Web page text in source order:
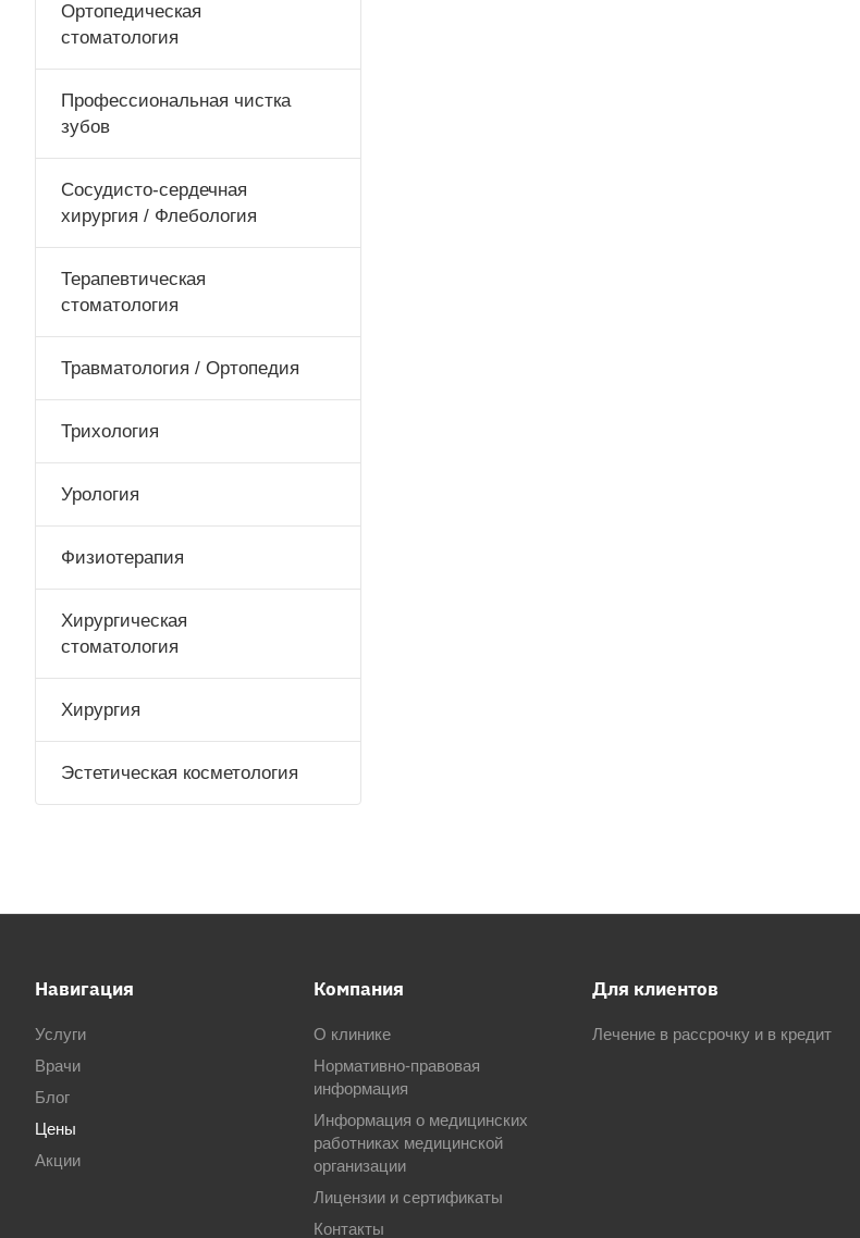
Ортопедическая
стоматология
Профессиональная чистка
зубов
Сосудисто-сердечная
хирургия / Флебология
Терапевтическая
стоматология
Травматология / Ортопедия
Трихология
Урология
Физиотерапия
Хирургическая
стоматология
Хирургия
Эстетическая косметология
Навигация
Услуги
Врачи
Блог
Цены
Акции
Компания
О клинике
Нормативно-правовая
информация
Информация о медицинских
работниках медицинской
организации
Лицензии и сертификаты
Контакты
Для клиентов
Лечение в рассрочку и в кредит